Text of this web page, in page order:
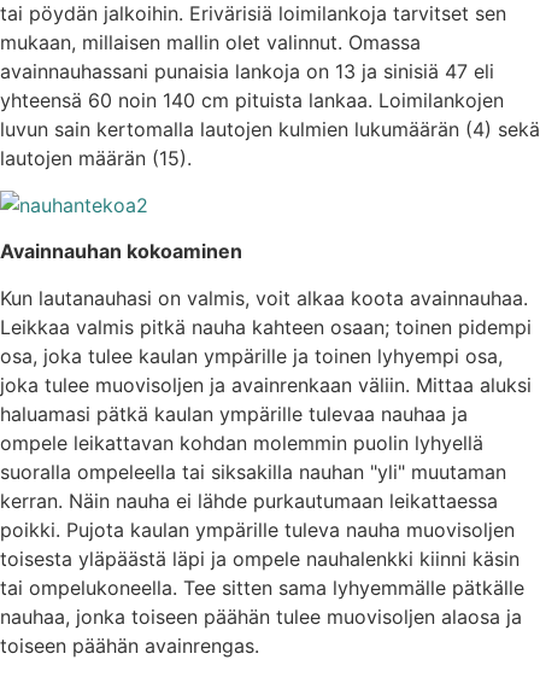
tai pöydän jalkoihin. Erivärisiä loimilankoja tarvitset sen
mukaan, millaisen mallin olet valinnut. Omassa
avainnauhassani punaisia lankoja on 13 ja sinisiä 47 eli
yhteensä 60 noin 140 cm pituista lankaa. Loimilankojen
luvun sain kertomalla lautojen kulmien lukumäärän (4) sekä
lautojen määrän (15).
Avainnauhan kokoaminen
Kun lautanauhasi on valmis, voit alkaa koota avainnauhaa.
Leikkaa valmis pitkä nauha kahteen osaan; toinen pidempi
osa, joka tulee kaulan ympärille ja toinen lyhyempi osa,
joka tulee muovisoljen ja avainrenkaan väliin. Mittaa aluksi
haluamasi pätkä kaulan ympärille tulevaa nauhaa ja
ompele leikattavan kohdan molemmin puolin lyhyellä
suoralla ompeleella tai siksakilla nauhan "yli" muutaman
kerran. Näin nauha ei lähde purkautumaan leikattaessa
poikki. Pujota kaulan ympärille tuleva nauha muovisoljen
toisesta yläpäästä läpi ja ompele nauhalenkki kiinni käsin
tai ompelukoneella. Tee sitten sama lyhyemmälle pätkälle
nauhaa, jonka toiseen päähän tulee muovisoljen alaosa ja
toiseen päähän avainrengas.